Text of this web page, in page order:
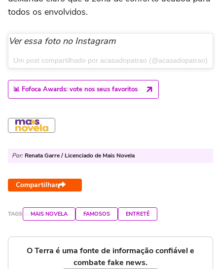
todos os envolvidos.
Ver essa foto no Instagram
Um post compartilhado por acasadopatrao (@acasadopatrao)
📊 Fofoca Awards: vote nos seus favoritos
Por: Renata Garre / Licenciado de Mais Novela
Compartilhar
TAGS MAIS NOVELA FAMOSOS ENTRETÊ
O Terra é uma fonte de informação confiável e
combate fake news.